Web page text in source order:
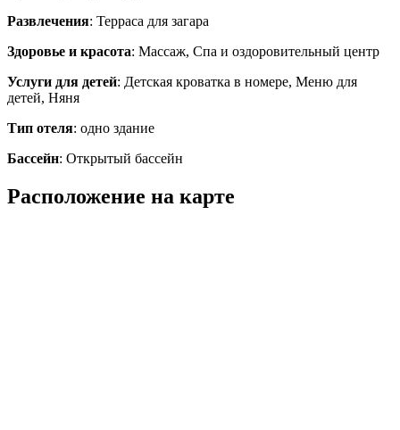
Развлечения: Терраса для загара
Здоровье и красота: Массаж, Спа и оздоровительный центр
Услуги для детей: Детская кроватка в номере, Меню для
детей, Няня
Тип отеля: одно здание
Бассейн: Открытый бассейн
Расположение на карте